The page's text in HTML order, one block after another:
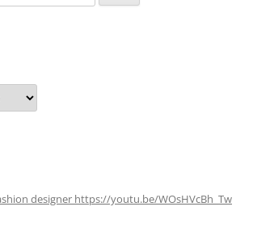
designer https://youtu.be/WOsHVcBh_Tw